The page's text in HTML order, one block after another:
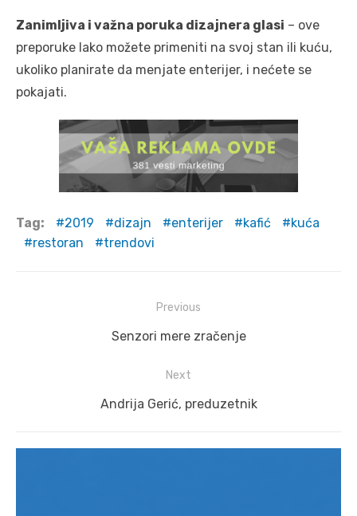
Zanimljiva i važna poruka dizajnera glasi – ove
preporuke lako možete primeniti na svoj stan ili kuću,
ukoliko planirate da menjate enterijer, i nećete se
pokajati.
Tag: 2019 dizajn enterijer kafić
kuća
restoran
trendovi
Previous
Previous
Senzori mere zračenje
Next
Next
Andrija Gerić, preduzetnik